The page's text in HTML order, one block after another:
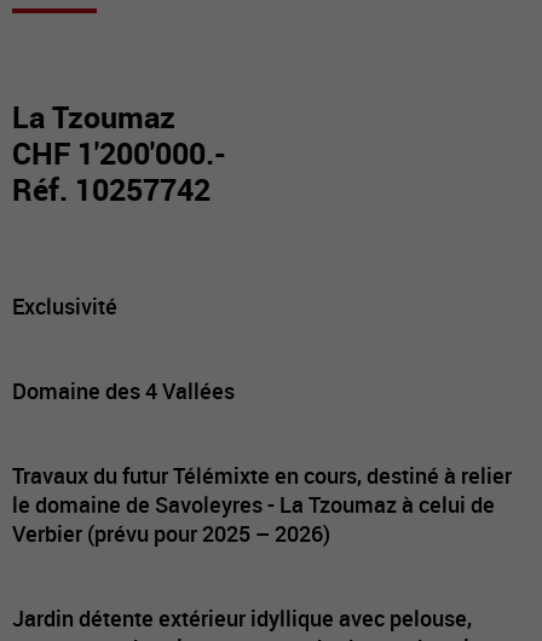
La Tzoumaz
CHF 1'200'000.-
Réf. 10257742
Exclusivité
Domaine des 4 Vallées
Travaux du futur Télémixte en cours, destiné à relier
le domaine de Savoleyres - La Tzoumaz à celui de
Verbier (prévu pour 2025 – 2026)
Jardin détente extérieur idyllique avec pelouse,